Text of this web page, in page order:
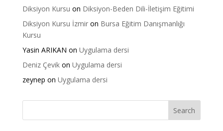
Diksiyon Kursu on Diksiyon-Beden Dili-İletişim Eğitimi
Diksiyon Kursu İzmiron Bursa Eğitim Danışmanlığı
Kursu
Yasin ARIKAN on Uygulama dersi
Deniz Çevikon Uygulama dersi
zeynep on Uygulama dersi